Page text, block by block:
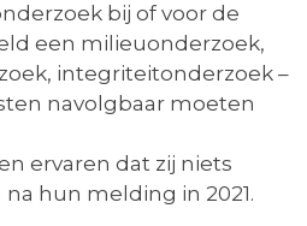
bij of voor de
een milieuonderzoek,
integriteitonderzoek –
navolgbaar moeten
ervaren dat zij niets
hun melding in 2021.